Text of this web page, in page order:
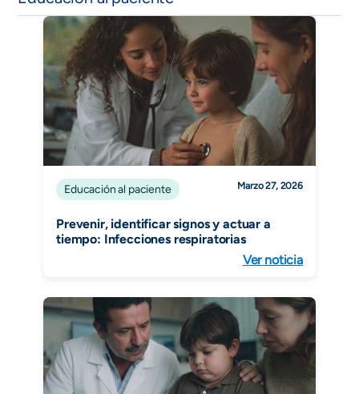
Educación al paciente Marzo 27, 2026
Prevenir, identificar signos y actuar a
tiempo: Infecciones respiratorias
Ver noticia